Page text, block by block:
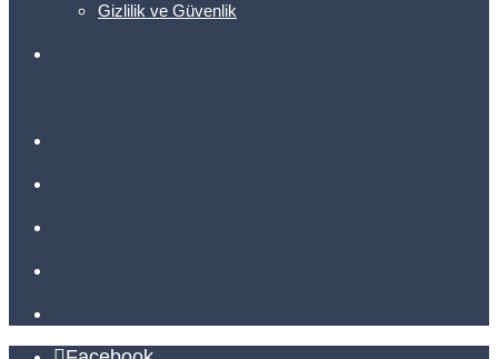
Gizlilik ve Güvenlik